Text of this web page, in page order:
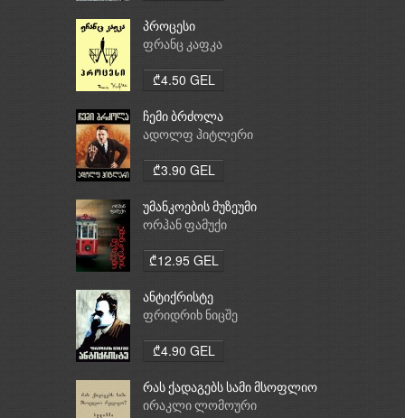
პროცესი
ფრანც კაფკა
₾4.50 GEL
ჩემი ბრძოლა
ადოლფ ჰიტლერი
₾3.90 GEL
უმანკოების მუზეუმი
ორჰან ფამუქი
₾12.95 GEL
ანტიქრისტე
ფრიდრიხ ნიცშე
₾4.90 GEL
რას ქადაგებს სამი მსოფლიო
რელიგია: ბუდიზმი,
ირაკლი ლომოური